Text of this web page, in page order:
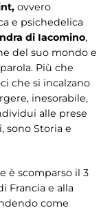
ovvero
e psichedelica
di Iacomino,
del suo mondo e
Più che
che si incalzano
inesorabile,
alle prese
sono Storia e
è scomparso il 3
Francia e alla
come